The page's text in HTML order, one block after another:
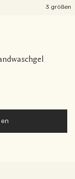
3 größen